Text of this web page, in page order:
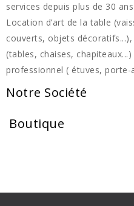
services depuis plus de 30 ans.
Location d’art de la table
couverts, objets
(tables, chaises,
professionnel ( étuves, porte-
Notre Société
Boutique